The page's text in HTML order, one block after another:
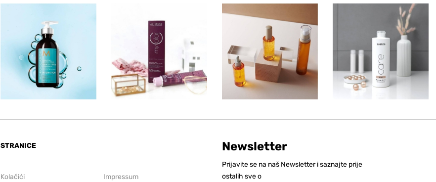
STRANICE
Kolačići
Impressum
Newsletter
Prijavite se na naš Newsletter i saznajte prije
ostalih sve o